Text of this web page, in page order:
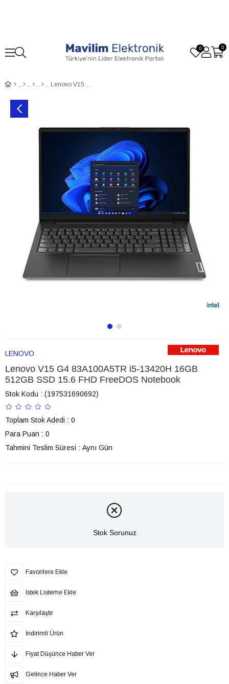
0
0
Lenovo V15 G4 83A100A5TR i5-13420H 16GB 512GB SSD 15.6 FHD FreeDOS Notebook
LENOVO
Lenovo V15 G4 83A100A5TR i5-13420H 16GB
512GB SSD 15.6 FHD FreeDOS Notebook
Stok Kodu (197531690692)
Toplam Stok Adedi : 0
Para Puan : 0
Tahmini Teslim Süresi : Aynı Gün
Stok Sorunuz
Favorilere Ekle
İstek Listeme Ekle
Karşılaştır
İndirimli Ürün
Fiyat Düşünce Haber Ver
Gelince Haber Ver